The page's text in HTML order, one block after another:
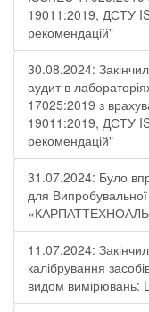
19011:2019, ДСТУ
рекомендацій"
30.08.2024:
аудит в
17025:2019 з
19011:2019, ДСТУ
рекомендацій"
31.07.2024: Було
для
11.07.2024:
калібрування
видом